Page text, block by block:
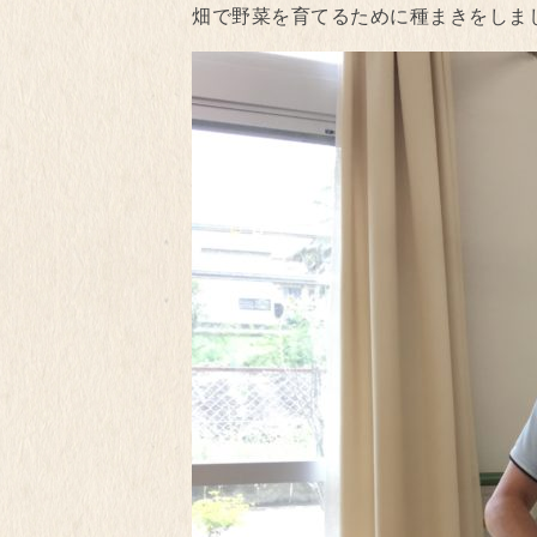
畑で野菜を育てるために種まきをしま